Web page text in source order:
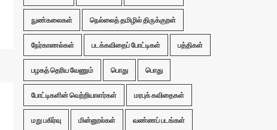
நுண்கலைகள் நெல்லைத் தமிழில் திருக்குறள்
நேர்காணல்கள் படக்கவிதைப் போட்டிகள் பத்திகள்
பழகத் தெரிய வேணும் பொது பொது
போட்டிகளின் வெற்றியாளர்கள் மரபுக் கவிதைகள்
மறு பகிர்வு மின்னூல்கள் வண்ணப் படங்கள்